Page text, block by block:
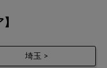
埼玉 >